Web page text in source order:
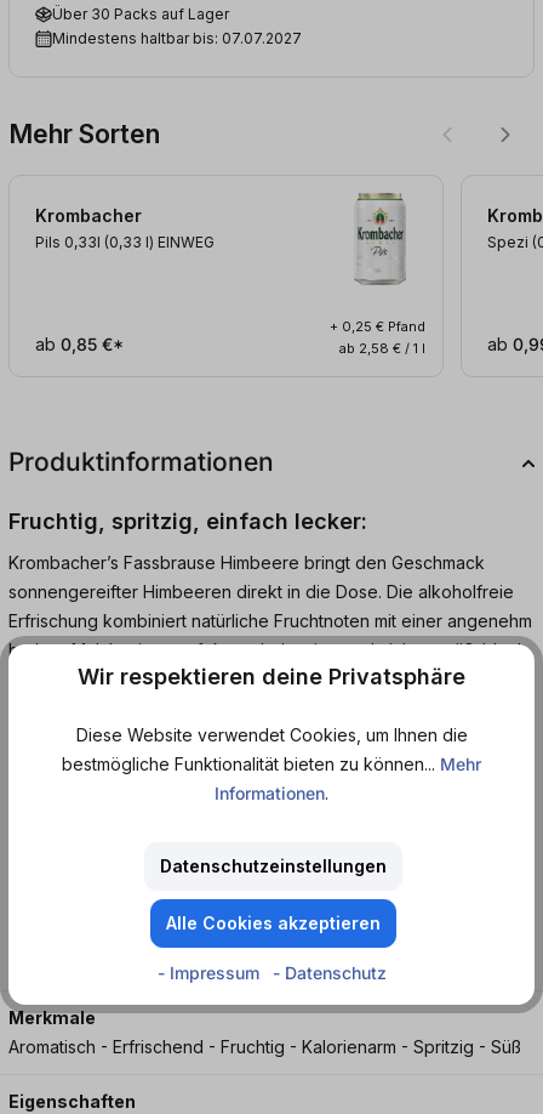
Über 30 Packs auf Lager
Mindestens haltbar bis: 07.07.2027
Mehr Sorten
Krombacher
Pils 0,33l (0,33 l) EINWEG
ab 0,85 €*
+ 0,25 € Pfand
ab 2,58 € / 1 l
Spezi
ab
Produktinformationen
Fruchtig, spritzig, einfach lecker:
Krombacher’s Fassbrause Himbeere bringt den Geschmack
sonnengereifter Himbeeren direkt in die Dose. Die alkoholfreie
Erfrischung kombiniert natürliche Fruchtnoten mit einer angenehm
herben Malzbasis – perfekt ausbalanciert und nicht zu süß. Ideal
für den Sommer, den Feierabend oder einfach zwischendurch.
Ob gekühlt zu Hause oder unterwegs – diese Fassbrause trifft
garantiert den Geschmack aller, die fruchtige Limonaden mit dem
gewissen Etwas lieben. Jetzt entdecken und genießen!
Alkoholfreies Erfrischungsgetränk mit Himbeer-Geschmack.
Merkmale
Aromatisch - Erfrischend - Fruchtig - Kalorienarm - Spritzig - Süß
Eigenschaften
Wir respektieren deine Privatsphäre
Diese Website verwendet Cookies, um Ihnen die
bestmögliche Funktionalität bieten zu können... Mehr
Informationen.
Datenschutzeinstellungen
Alle Cookies akzeptieren
- Impressum - Datenschutz